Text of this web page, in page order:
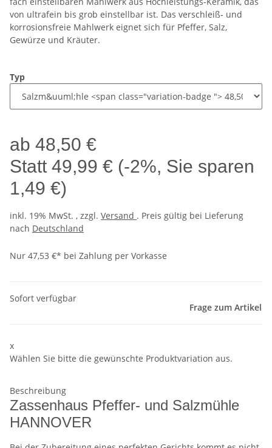
von ultrafein bis grob einstellbar ist. Das verschleiß- und
korrosionsfreie Mahlwerk eignet sich für Pfeffer, Salz,
Gewürze und Kräuter.
Typ
ab 48,50 €
Statt 49,99 € (-2%, Sie sparen
1,49 €)
inkl. 19% MwSt. , zzgl. Versand . Preis gültig bei Lieferung
nach Deutschland
Nur 47,53 €* bei Zahlung per Vorkasse
Sofort verfügbar
Frage zum Artikel
x
Wählen Sie bitte die gewünschte Produktvariation aus.
Beschreibung
Zassenhaus Pfeffer- und Salzmühle
HANNOVER